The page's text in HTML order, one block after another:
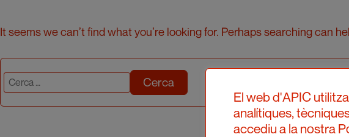
It seems we can’t find what you’re looking for. Perhaps searching can
Cerca:
El web d'APIC
analítiques,
accediu a la nostra